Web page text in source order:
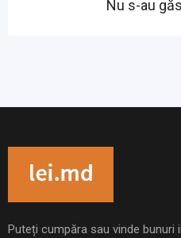
Nu s-au
Puteți cumpăra sau vinde bunuri